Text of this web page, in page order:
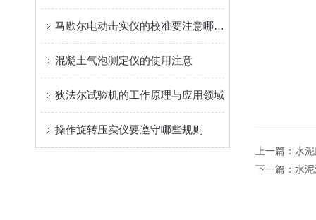
马歇尔电动击实仪的校准要注意哪些细节
混凝土气泡测定仪的使用注意
狄法尔试验机的工作原理与应用领域
操作旋转压实仪要遵守哪些规则
上一篇： 水
下一篇： 水